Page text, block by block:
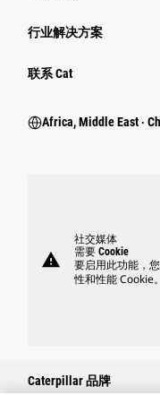
行业解决方案
行业
联系 Cat
Africa, Middle East ‧
warning
社交媒体
需要 Cookie
要启用此功能，
性和性能 Cookie。
Caterpillar 品牌